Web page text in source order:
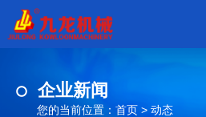
企业新闻
您的当前位置： 首页 > 动态